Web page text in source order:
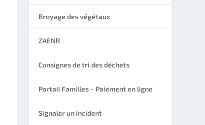
Broyage des végétaux
ZAENR
Consignes de tri des déchets
Portail Familles – Paiement en ligne
Signaler un incident